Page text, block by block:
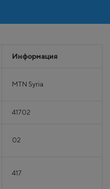
Информация
MTN Syria
41702
02
417